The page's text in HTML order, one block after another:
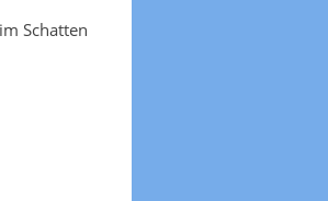
Schatten